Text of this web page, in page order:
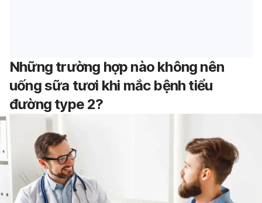
Những trường hợp nào không nên
uống sữa tươi khi mắc bệnh tiểu
đường type 2?